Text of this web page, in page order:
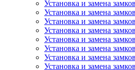
Установка и замена
Установка и замена
Установка и замена
Установка и замена
Установка и замена
Установка и замена
Установка и замена
Установка и замена